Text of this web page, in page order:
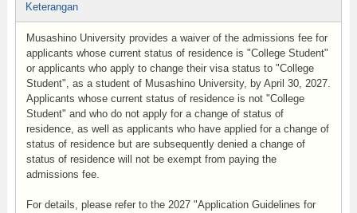
Keterangan
Musashino University provides a waiver of the admissions fee for
applicants whose current status of residence is "College Student"
or applicants who apply to change their visa status to "College
Student", as a student of Musashino University, by April 30, 2027.
Applicants whose current status of residence is not "College
Student" and who do not apply for a change of status of
residence, as well as applicants who have applied for a change of
status of residence but are subsequently denied a change of
status of residence will not be exempt from paying the
admissions fee.
For details, please refer to the 2027 "Application Guidelines for